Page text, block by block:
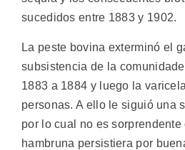
sucedidos entre 1883 y 1902.
La peste bovina exterminó el
subsistencia de la
1883 a 1884 y luego la
personas. A ello le siguió una
por lo cual no es sorprendente
hambruna persistiera por